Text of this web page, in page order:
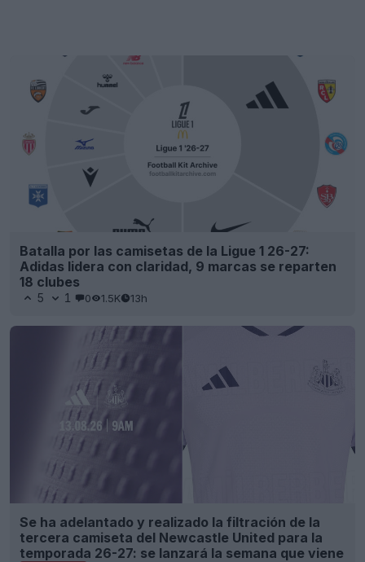
Batalla por las camisetas de la Ligue 1 26-27:
Adidas lidera con claridad, 9 marcas se reparten
18 clubes
5 1 0 1.5K 13h
Se ha adelantado y realizado la filtración de la
tercera camiseta del Newcastle United para la
temporada 26-27: se lanzará la semana que viene